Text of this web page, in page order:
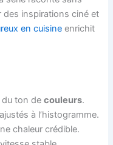
des inspirations ciné et
en cuisine enrichit
du ton decouleurs.
à l’histogramme.
chaleur crédible.